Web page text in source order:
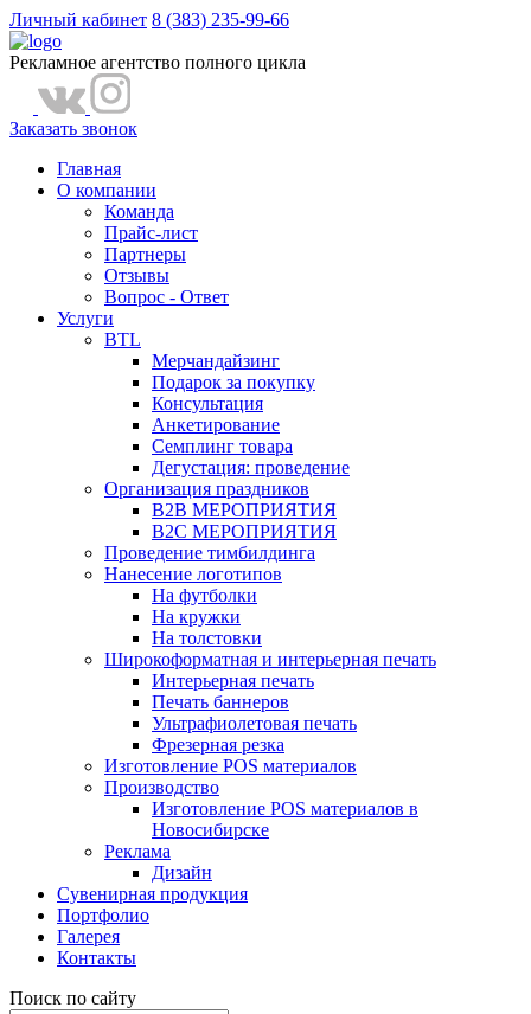
Личный кабинет 8 (383) 235-99-66
Рекламное агентство полного цикла
Заказать звонок
Главная
О компании
Команда
Прайс-лист
Партнеры
Отзывы
Вопрос - Ответ
Услуги
BTL
Мерчандайзинг
Подарок за покупку
Консультация
Анкетирование
Семплинг товара
Дегустация: проведение
Организация праздников
B2B МЕРОПРИЯТИЯ
B2C МЕРОПРИЯТИЯ
Проведение тимбилдинга
Нанесение логотипов
На футболки
На кружки
На толстовки
Широкоформатная и интерьерная печать
Интерьерная печать
Печать баннеров
Ультрафиолетовая печать
Фрезерная резка
Изготовление POS материалов
Производство
Изготовление POS материалов в
Новосибирске
Реклама
Дизайн
Сувенирная продукция
Портфолио
Галерея
Контакты
Поиск по сайту